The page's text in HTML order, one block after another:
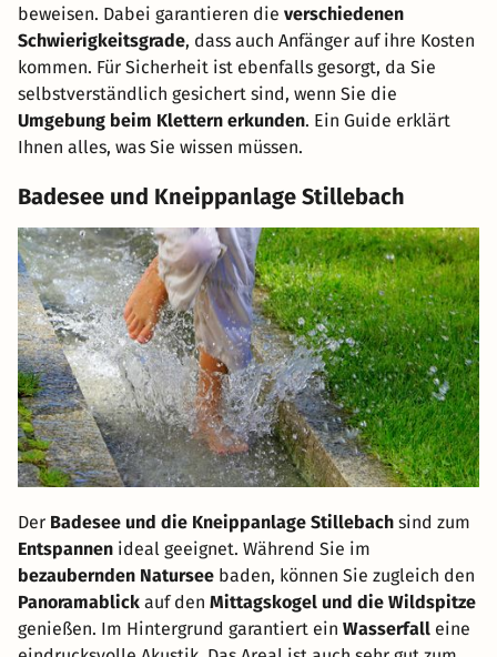
beweisen. Dabei garantieren die verschiedenen
Schwierigkeitsgrade, dass auch Anfänger auf ihre Kosten
kommen. Für Sicherheit ist ebenfalls gesorgt, da Sie
selbstverständlich gesichert sind, wenn Sie die
Umgebung beim Klettern erkunden. Ein Guide erklärt
Ihnen alles, was Sie wissen müssen.
Badesee und Kneippanlage Stillebach
Der Badesee und die Kneippanlage Stillebach sind zum
Entspannen ideal geeignet. Während Sie im
bezaubernden Natursee baden, können Sie zugleich den
Panoramablick auf den Mittagskogel und die Wildspitze
genießen. Im Hintergrund garantiert ein Wasserfall eine